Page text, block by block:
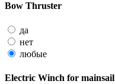
Bow Thruster
да
нет
любые
Electric Winch for mainsail